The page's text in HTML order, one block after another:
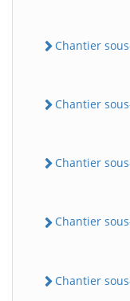
Chantier
Chantier
Chantier
Chantier
Chantier